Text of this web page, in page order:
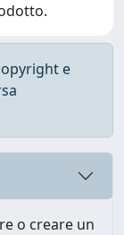
e
o creare un